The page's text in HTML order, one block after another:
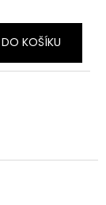
DO KOŠÍKU